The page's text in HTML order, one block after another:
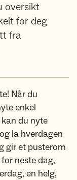
oversikt
for deg
fra
Når du
enkel
du nyte
la hverdagen
gir et pusterom
neste dag,
en helg,